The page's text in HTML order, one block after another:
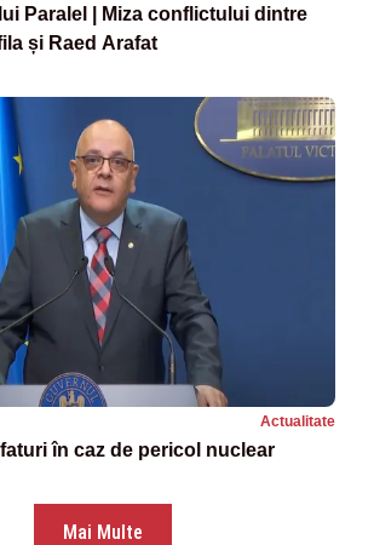
Paralel | Miza conflictului dintre
și Raed Arafat
Actualitate
în caz de pericol nuclear
Mai Multe